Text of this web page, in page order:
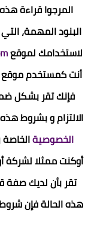
المرجوا قراءة
البنود المهمة،
لاستخدامك لموقع
أنت كمستخدم موقع
فإنك تقر بشكل
الالتزام و بشروط
الخصوصية
أوكنت ممثلا لشركة
تقر بأن لديك صفة
هذه الحالة فإن